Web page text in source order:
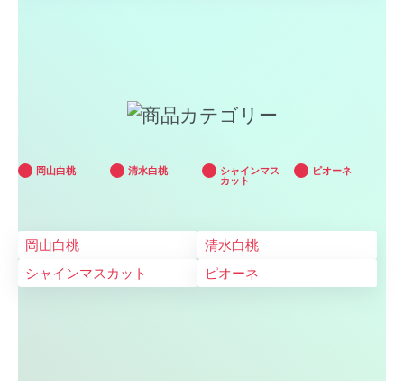
岡山白桃 清水白桃
シャインマス
カット
ピオーネ
岡山白桃
清水白桃
シャインマスカット
ピオーネ